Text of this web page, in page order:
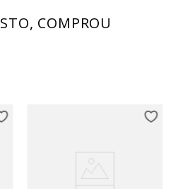
COMPROU